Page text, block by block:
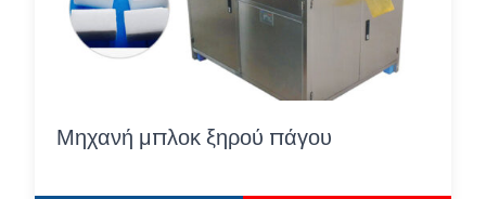
Μηχανή μπλοκ ξηρού πάγου